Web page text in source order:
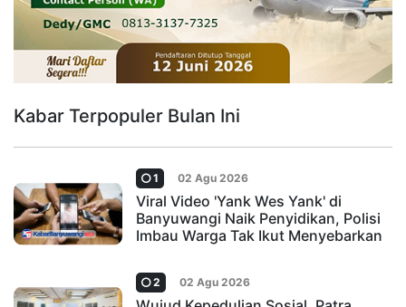
Kabar Terpopuler Bulan Ini
1 02 Agu 2026
Viral Video 'Yank Wes Yank' di
Banyuwangi Naik Penyidikan, Polisi
Imbau Warga Tak Ikut Menyebarkan
2 02 Agu 2026